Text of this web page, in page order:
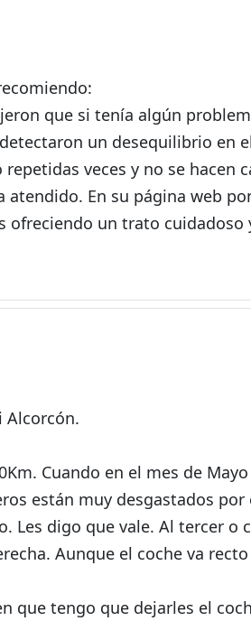
que si tenía algún
un desequilibrio en
veces y no se hacen
atendido. En su página web
un trato cuidadoso
Alcorcón.
Cuando en el mes de
están muy desgastados
Les digo que vale. Al tercer o
Aunque el coche va
que tengo que dejarles el